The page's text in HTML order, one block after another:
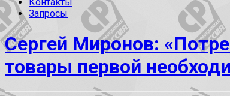
Запросы
Сергей Миронов:
товары первой